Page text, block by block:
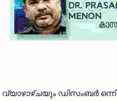
വ്യാഴാഴ്ചയും ഡിസംബർ